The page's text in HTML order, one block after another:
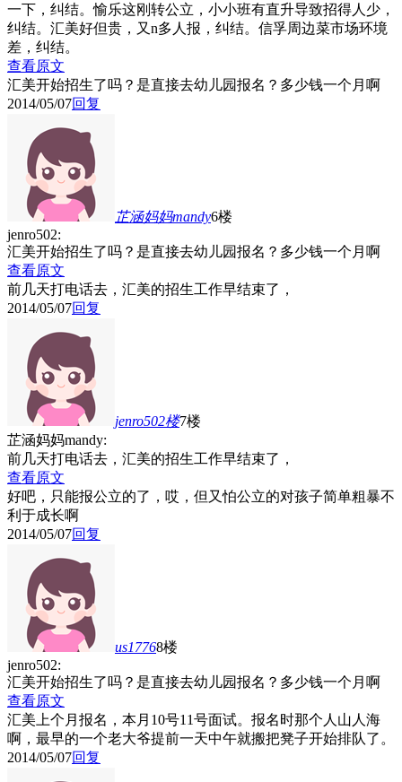
一下，纠结。愉乐这刚转公立，小小班有直升导致招得人少，
纠结。汇美好但贵，又n多人报，纠结。信孚周边菜市场环境
差，纠结。
查看原文
汇美开始招生了吗？是直接去幼儿园报名？多少钱一个月啊
2014/05/07回复
芷涵妈妈mandy6楼
jenro502:
汇美开始招生了吗？是直接去幼儿园报名？多少钱一个月啊
查看原文
前几天打电话去，汇美的招生工作早结束了，
2014/05/07回复
jenro502楼7楼
芷涵妈妈mandy:
前几天打电话去，汇美的招生工作早结束了，
查看原文
好吧，只能报公立的了，哎，但又怕公立的对孩子简单粗暴不
利于成长啊
2014/05/07回复
us17768楼
jenro502:
汇美开始招生了吗？是直接去幼儿园报名？多少钱一个月啊
查看原文
汇美上个月报名，本月10号11号面试。报名时那个人山人海
啊，最早的一个老大爷提前一天中午就搬把凳子开始排队了。
2014/05/07回复